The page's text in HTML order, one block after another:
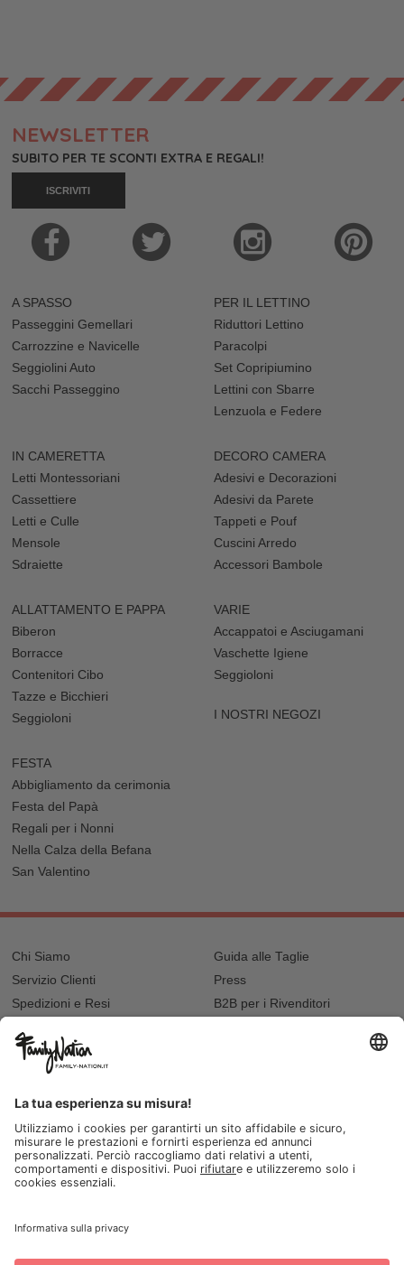
NEWSLETTER
SUBITO PER TE SCONTI EXTRA E REGALI!
ISCRIVITI
A SPASSO
Passeggini Gemellari
Carrozzine e Navicelle
Seggiolini Auto
Sacchi Passeggino
PER IL LETTINO
Riduttori Lettino
Paracolpi
Set Copripiumino
Lettini con Sbarre
Lenzuola e Federe
IN CAMERETTA
Letti Montessoriani
Cassettiere
Letti e Culle
Mensole
Sdraiette
DECORO CAMERA
Adesivi e Decorazioni
Adesivi da Parete
Tappeti e Pouf
Cuscini Arredo
Accessori Bambole
ALLATTAMENTO E PAPPA
Biberon
Borracce
Contenitori Cibo
Tazze e Bicchieri
Seggioloni
VARIE
Accappatoi e Asciugamani
Vaschette Igiene
Seggioloni
I NOSTRI NEGOZI
FESTA
Abbigliamento da cerimonia
Festa del Papà
Regali per i Nonni
Nella Calza della Befana
San Valentino
Chi Siamo
Servizio Clienti
Spedizioni e Resi
Recupero password?
Lista regalo e nascita
Guida alle Taglie
Press
B2B per i Rivenditori